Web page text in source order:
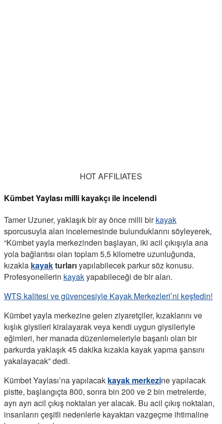
HOT AFFILIATES
Kümbet Yaylası milli kayakçı ile incelendi
Tamer Uzuner, yaklaşık bir ay önce milli birkayak
sporcusuyla alan incelemesinde bulunduklarını söyleyerek,
“Kümbet yayla merkezinden başlayan, iki acil çıkışıyla ana
yola bağlantısı olan toplam 5,5 kilometre uzunluğunda,
kızakla kayakturlarıyapılabilecek parkur söz konusu.
Profesyonellerin kayakyapabileceği de bir alan.
WTS kalitesi ve güvencesiyle Kayak Merkezleri’ni keşfedin!
Kümbet yayla merkezine gelen ziyaretçiler, kızaklarını ve
kışlık giysileri kiralayarak veya kendi uygun giysileriyle
eğimleri, her manada düzenlemeleriyle başarılı olan bir
parkurda yaklaşık 45 dakika kızakla kayak yapma şansını
yakalayacak” dedi.
Kümbet Yaylası’na yapılacak kayak merkezine yapılacak
pistte, başlangıçta 800, sonra bin 200 ve 2 bin metrelerde,
ayrı ayrı acil çıkış noktaları yer alacak. Bu acil çıkış noktaları,
insanların çeşitli nedenlerle kayaktan vazgeçme ihtimaline